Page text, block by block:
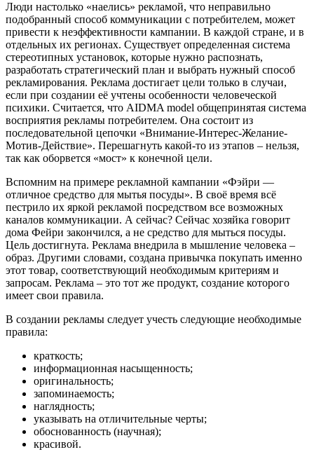
Люди настолько «наелись» рекламой, что неправильно
подобранный способ коммуникации с потребителем, может
привести к неэффективности кампании. В каждой стране, и в
отдельных их регионах. Существует определенная система
стереотипных установок, которые нужно распознать,
разработать стратегический план и выбрать нужный способ
рекламирования. Реклама достигает цели только в случаи,
если при создании её учтены особенности человеческой
психики. Считается, что AIDMA model общепринятая система
восприятия рекламы потребителем. Она состоит из
последовательной цепочки «Внимание-Интерес-Желание-
Мотив-Действие». Перешагнуть какой-то из этапов – нельзя,
так как оборвется «мост» к конечной цели.
Вспомним на примере рекламной кампании «Фэйри —
отличное средство для мытья посуды». В своё время всё
пестрило их яркой рекламой посредством все возможных
каналов коммуникации. А сейчас? Сейчас хозяйка говорит
дома Фейри закончился, а не средство для мыться посуды.
Цель достигнута. Реклама внедрила в мышление человека –
образ. Другими словами, создана привычка покупать именно
этот товар, соответствующий необходимым критериям и
запросам. Реклама – это тот же продукт, создание которого
имеет свои правила.
В создании рекламы следует учесть следующие необходимые
правила:
краткость;
информационная насыщенность;
оригинальность;
запоминаемость;
наглядность;
указывать на отличительные черты;
обоснованность (научная);
красивой.